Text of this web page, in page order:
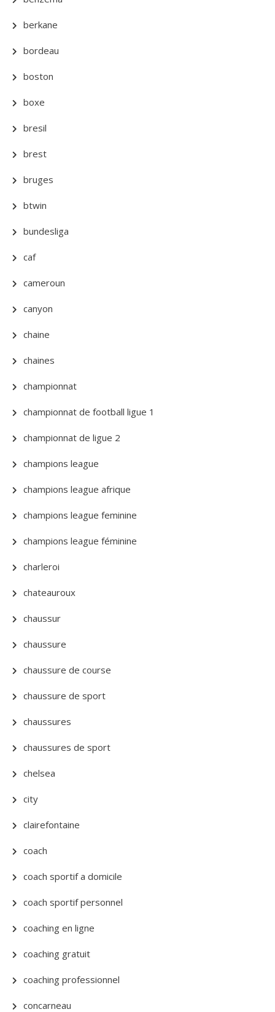
berkane
bordeau
boston
boxe
bresil
brest
bruges
btwin
bundesliga
caf
cameroun
canyon
chaine
chaines
championnat
championnat de football ligue 1
championnat de ligue 2
champions league
champions league afrique
champions league feminine
champions league féminine
charleroi
chateauroux
chaussur
chaussure
chaussure de course
chaussure de sport
chaussures
chaussures de sport
chelsea
city
clairefontaine
coach
coach sportif a domicile
coach sportif personnel
coaching en ligne
coaching gratuit
coaching professionnel
concarneau